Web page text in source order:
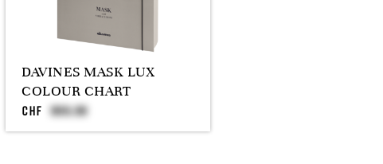
DAVINES MASK LUX
COLOUR CHART
CHF